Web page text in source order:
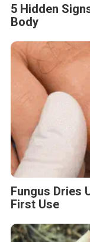
5 Hidden
Body
Fungus Dries
First Use